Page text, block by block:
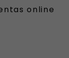
online